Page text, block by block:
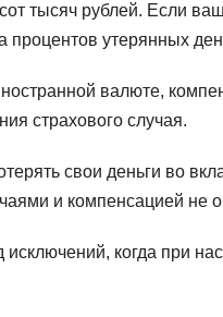
тысяч рублей. Если
процентов утерянных
валюте,
страхового случая.
свои деньги во
и компенсацией не
исключений, когда при